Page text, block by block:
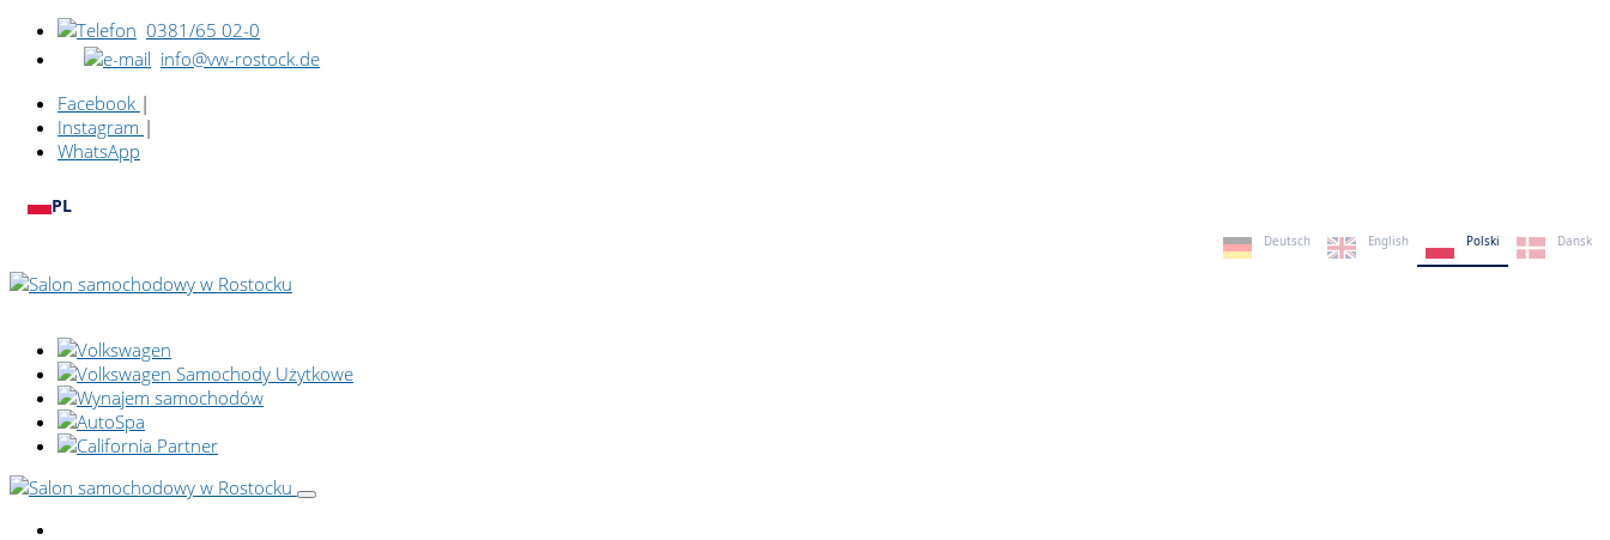
0381/65 02-0
info@vw-rostock.de
Facebook |
Instagram |
WhatsApp
PL
Deutsch English Polski Dansk